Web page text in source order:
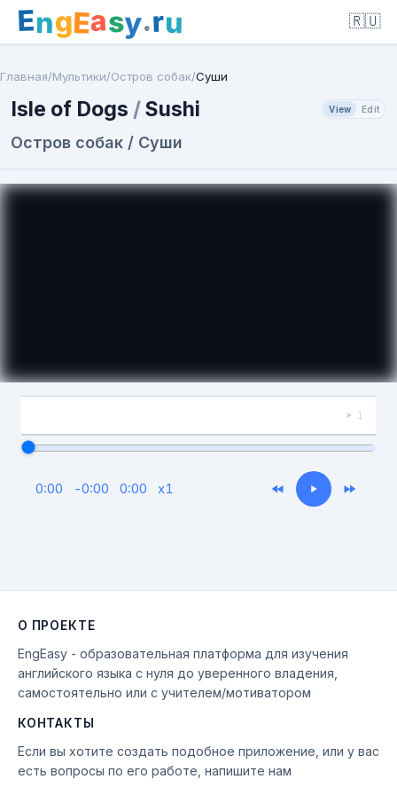
EngEasy.ru 🇷🇺
Главная/Мультики/Остров собак/Суши
Isle of Dogs /Sushi View Edit
Остров собак / Суши
Если видео долго не грузится, выключите VPN
1
0:00 -0:00 0:00 x1
О ПРОЕКТЕ
EngEasy - образовательная платформа для изучения
английского языка с нуля до уверенного владения,
самостоятельно или с учителем/мотиватором
КОНТАКТЫ
Если вы хотите создать подобное приложение, или у вас
есть вопросы по его работе, напишите нам